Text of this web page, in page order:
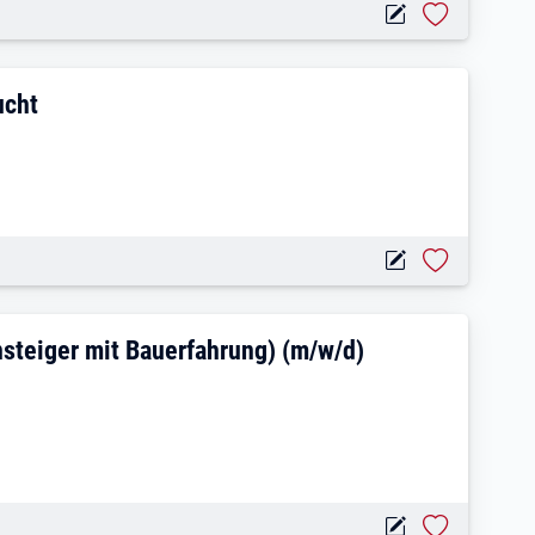
gesucht
(auch Quereinsteiger mit
mit Bauerfahrung) (m/w/d)